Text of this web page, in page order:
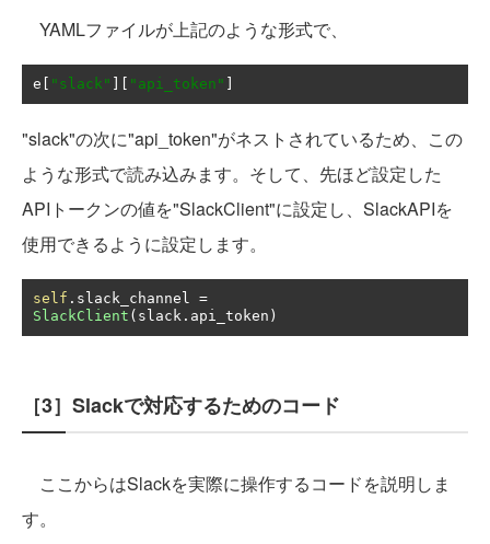
YAMLファイルが上記のような形式で、
e "slack" "api_token"
"slack"の次に"api_token"がネストされているため、この
ような形式で読み込みます。そして、先ほど設定した
APIトークンの値を"SlackClient"に設定し、SlackAPIを
使用できるように設定します。
self . slack_channel =
SlackClient ( slack . api_token )
［3］Slackで対応するためのコード
ここからはSlackを実際に操作するコードを説明しま
す。